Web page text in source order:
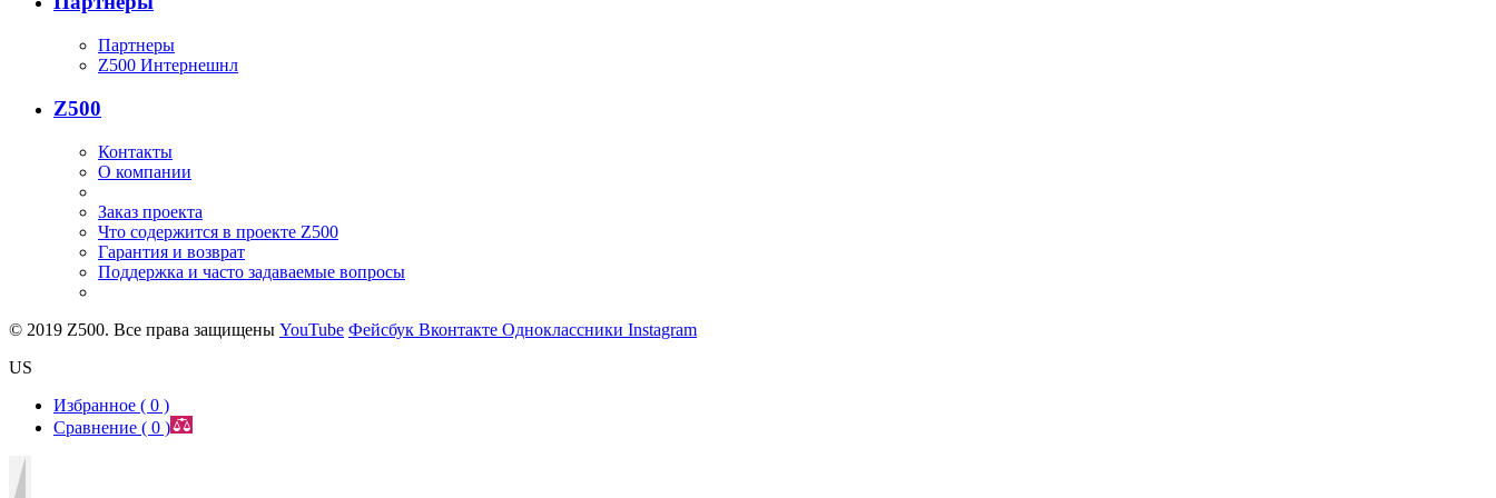
Партнеры
Z500 Интернешнл
Z500
Контакты
О компании
Заказ проекта
Что содержится в проекте Z500
Гарантия и возврат
Поддержка и часто задаваемые вопросы
© 2019 Z500. Все права защищены YouTube Фейсбук Вконтакте Одноклассники Instagram
US
Избранное ( 0 )
Сравнение ( 0 )